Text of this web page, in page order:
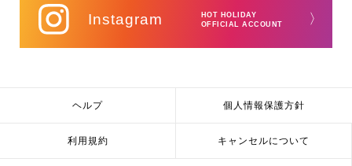
Instagram
HOT HOLIDAY
OFFICIAL ACCOUNT
〉
ヘルプ 個人情報保護方針
利用規約 キャンセルについて